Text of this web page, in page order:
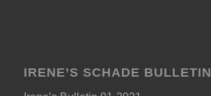
IRENE’S SCHADE BULLETIN